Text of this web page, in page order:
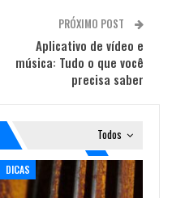
PRÓXIMO POST
Aplicativo de vídeo e
música: Tudo o que você
precisa saber
Todos
DICAS